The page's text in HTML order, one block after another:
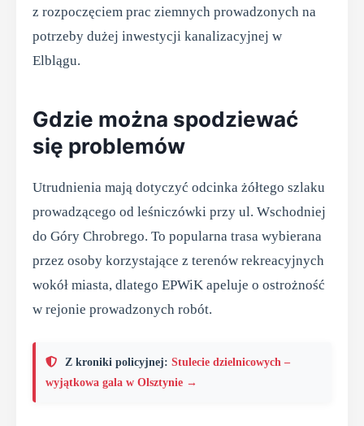
z rozpoczęciem prac ziemnych prowadzonych na
potrzeby dużej inwestycji kanalizacyjnej w
Elblągu.
Gdzie można spodziewać
się problemów
Utrudnienia mają dotyczyć odcinka żółtego szlaku
prowadzącego od leśniczówki przy ul. Wschodniej
do Góry Chrobrego. To popularna trasa wybierana
przez osoby korzystające z terenów rekreacyjnych
wokół miasta, dlatego EPWiK apeluje o ostrożność
w rejonie prowadzonych robót.
Z kroniki policyjnej: Stulecie dzielnicowych –
wyjątkowa gala w Olsztynie →